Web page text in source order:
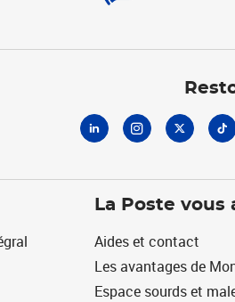
La Poste vous
Aides et contact
Les avantages de
Espace sourds et